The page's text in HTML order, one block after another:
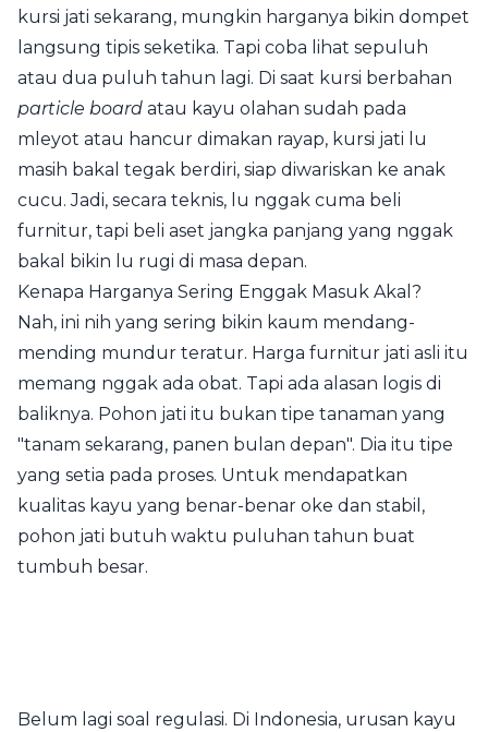
kursi jati sekarang, mungkin harganya bikin dompet
langsung tipis seketika. Tapi coba lihat sepuluh
atau dua puluh tahun lagi. Di saat kursi berbahan
particle board atau kayu olahan sudah pada
mleyot atau hancur dimakan rayap, kursi jati lu
masih bakal tegak berdiri, siap diwariskan ke anak
cucu. Jadi, secara teknis, lu nggak cuma beli
furnitur, tapi beli aset jangka panjang yang nggak
bakal bikin lu rugi di masa depan.
Kenapa Harganya Sering Enggak Masuk Akal?
Nah, ini nih yang sering bikin kaum mendang-
mending mundur teratur. Harga furnitur jati asli itu
memang nggak ada obat. Tapi ada alasan logis di
baliknya. Pohon jati itu bukan tipe tanaman yang
"tanam sekarang, panen bulan depan". Dia itu tipe
yang setia pada proses. Untuk mendapatkan
kualitas kayu yang benar-benar oke dan stabil,
pohon jati butuh waktu puluhan tahun buat
tumbuh besar.
Belum lagi soal regulasi. Di Indonesia, urusan kayu